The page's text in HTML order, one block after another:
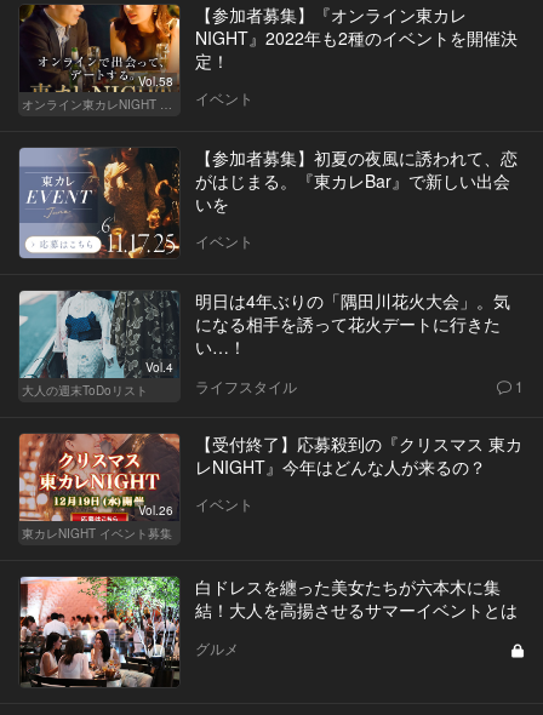
Vol.58
【参加者募集】『オンライン東カレ
NIGHT』2022年も2種のイベントを開催決
定！
イベント
【参加者募集】初夏の夜風に誘われて、恋
がはじまる。『東カレBar』で新しい出会
いを
イベント
Vol.4
大人の週末ToDoリスト
明日は4年ぶりの「隅田川花火大会」。気
になる相手を誘って花火デートに行きた
い…！
ライフスタイル 1
Vol.26
東カレNIGHT イベント募集
【受付終了】応募殺到の『クリスマス 東カ
レNIGHT』今年はどんな人が来るの？
イベント
白ドレスを纏った美女たちが六本木に集
結！大人を高揚させるサマーイベントとは
グルメ